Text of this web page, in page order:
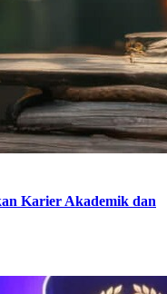
Karier Akademik dan